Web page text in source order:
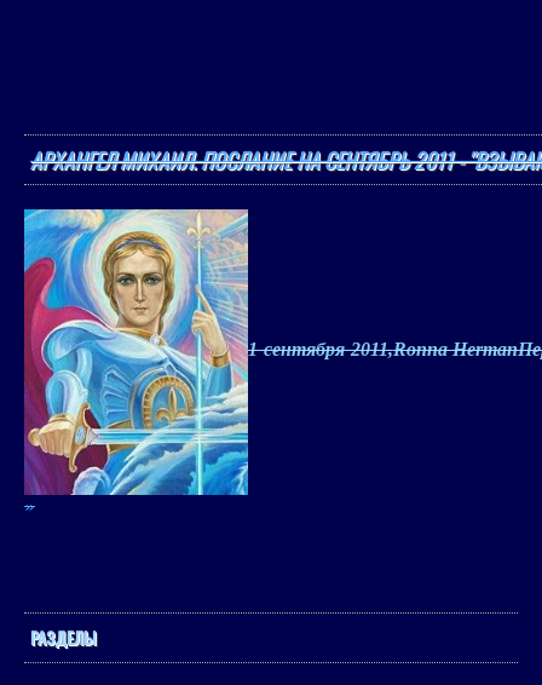
АРХАНГЕЛ МИХАИЛ. ПОСЛАНИЕ НА СЕНТЯБРЬ 2011 -
1 сентября 2011,Ronna
»
РАЗДЕЛЫ